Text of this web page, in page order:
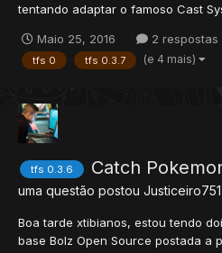
tentando adaptar o famoso Cast
compilação, eu consegui corrigir.
conseguindo entender ele, caso
Maio 25, 2016 2 respostas
tfs 0 tfs 0.3.7 (e 4 mais)
tfs 0.3.6 Catch
uma questão postou Justiceiro751
Boa tarde xtibianos, estou tendo
base Bolz Open Source postada a